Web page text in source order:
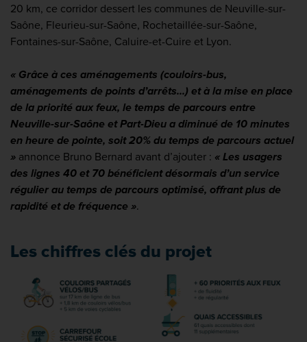
20 km, ce corridor dessert les communes de Neuville-sur-
Saône, Fleurieu-sur-Saône, Rochetaillée-sur-Saône,
Fontaines-sur-Saône, Caluire-et-Cuire et Lyon.
« Grâce à ces aménagements (couloirs-bus,
aménagements de points d’arrêts...) et à la mise en place
de la priorité aux feux, le temps de parcours entre
Neuville-sur-Saône et Part-Dieu a diminué de 10 minutes
en heure de pointe, soit 20% du temps de parcours actuel
» annonce Bruno Bernard avant d’ajouter : « Les usagers
des lignes 40 et 70 bénéficient désormais d’un service
régulier au temps de parcours optimisé, offrant plus de
rapidité et de fréquence ».
Les chiffres clés du projet